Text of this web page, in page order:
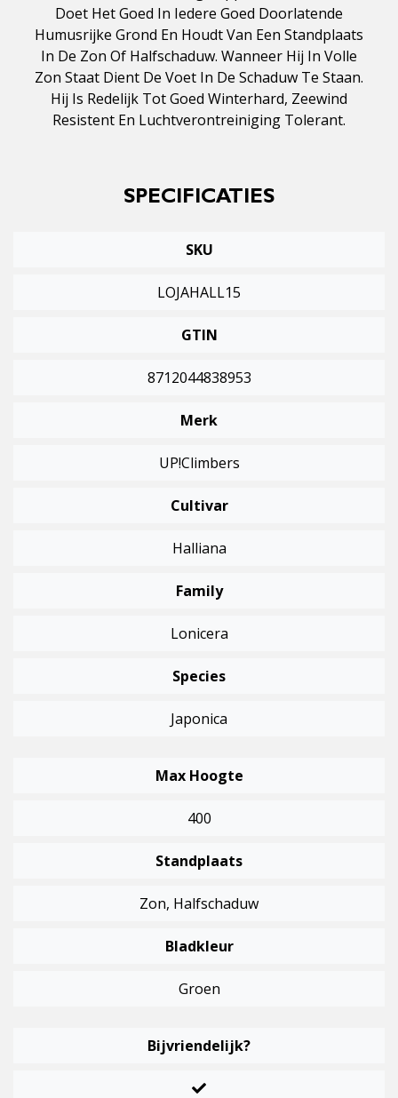
Doet Het Goed In Iedere Goed Doorlatende
Humusrijke Grond En Houdt Van Een Standplaats
In De Zon Of Halfschaduw. Wanneer Hij In Volle
Zon Staat Dient De Voet In De Schaduw Te Staan.
Hij Is Redelijk Tot Goed Winterhard, Zeewind
Resistent En Luchtverontreiniging Tolerant.
SPECIFICATIES
SKU
LOJAHALL15
GTIN
8712044838953
Merk
UP!Climbers
Cultivar
Halliana
Family
Lonicera
Species
Japonica
Max Hoogte
400
Standplaats
Zon, Halfschaduw
Bladkleur
Groen
Bijvriendelijk?